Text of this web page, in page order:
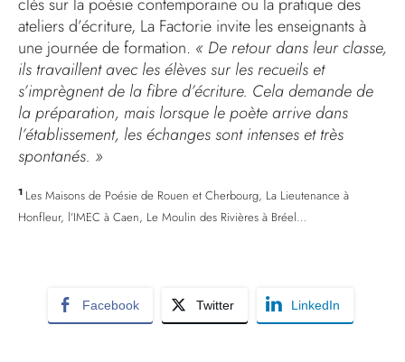
ateliers d’écriture, La Factorie invite les enseignants à
une journée de formation. « De retour dans leur classe,
ils travaillent avec les élèves sur les recueils et
s’imprègnent de la fibre d’écriture. Cela demande de
la préparation, mais lorsque le poète arrive dans
l’établissement, les échanges sont intenses et très
spontanés. »
1 Les Maisons de Poésie de Rouen et Cherbourg, La Lieutenance à
Honfleur, l’IMEC à Caen, Le Moulin des Rivières à Bréel…
Facebook Twitter LinkedIn